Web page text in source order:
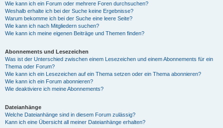
Wie kann ich ein Forum oder mehrere Foren durchsuchen?
Weshalb erhalte ich bei der Suche keine Ergebnisse?
Warum bekomme ich bei der Suche eine leere Seite?
Wie kann ich nach Mitgliedern suchen?
Wie kann ich meine eigenen Beiträge und Themen finden?
Abonnements und Lesezeichen
Was ist der Unterschied zwischen einem Lesezeichen und einem Abonnements für ein
Thema oder Forum?
Wie kann ich ein Lesezeichen auf ein Thema setzen oder ein Thema abonnieren?
Wie kann ich ein Forum abonnieren?
Wie deaktiviere ich meine Abonnements?
Dateianhänge
Welche Dateianhänge sind in diesem Forum zulässig?
Kann ich eine Übersicht all meiner Dateianhänge erhalten?